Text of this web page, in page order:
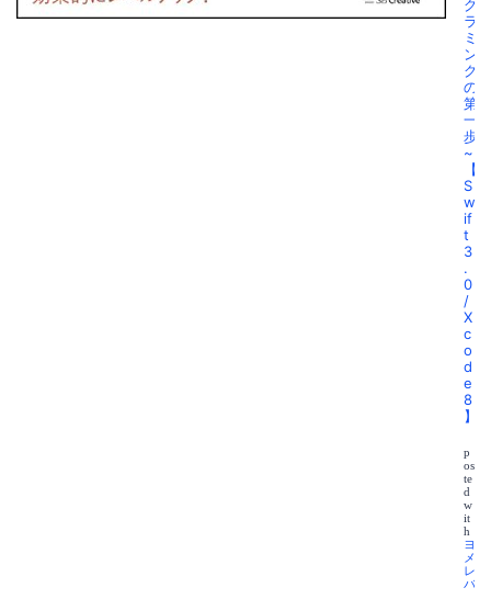
グ
ラ
ミ
ン
グ
の
第
一
歩
~
【
S
w
if
t
3
.
0
/
X
c
o
d
e
8
】
p
os
te
d
w
it
h
ヨ
メ
レ
バ